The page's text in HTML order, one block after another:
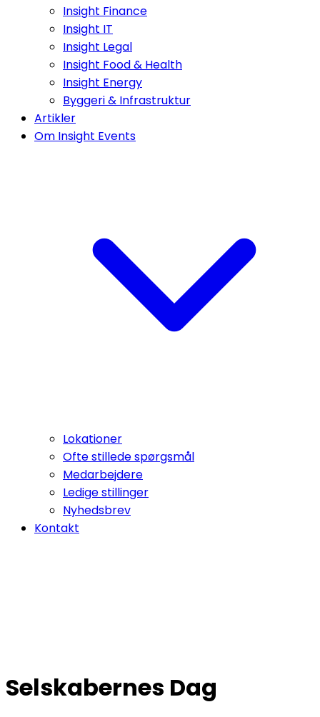
Insight Finance
Insight IT
Insight Legal
Insight Food & Health
Insight Energy
Byggeri & Infrastruktur
Artikler
Om Insight Events
Lokationer
Ofte stillede spørgsmål
Medarbejdere
Ledige stillinger
Nyhedsbrev
Kontakt
Selskabernes Dag